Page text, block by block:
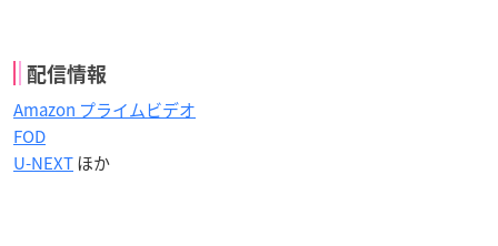
配信情報
Amazon プライムビデオ
FOD
U-NEXTほか